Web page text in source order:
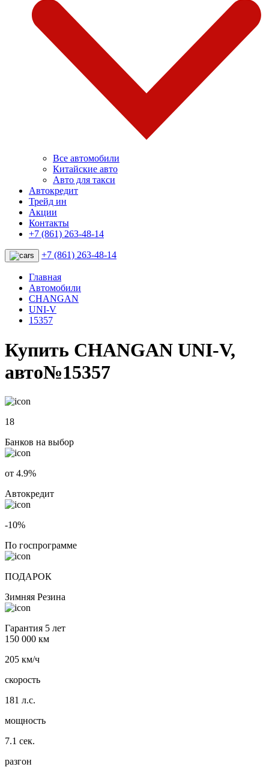
Все автомобили
Китайские авто
Авто для такси
Автокредит
Трейд ин
Акции
Контакты
+7 (861) 263-48-14
+7 (861) 263-48-14
Главная
Автомобили
CHANGAN
UNI-V
15357
Купить CHANGAN UNI-V,
авто№15357
18
Банков на выбор
от 4.9%
Автокредит
-10%
По госпрограмме
ПОДАРОК
Зимняя Резина
Гарантия 5 лет
150 000 км
205 км/ч
скорость
181 л.с.
мощность
7.1 сек.
разгон